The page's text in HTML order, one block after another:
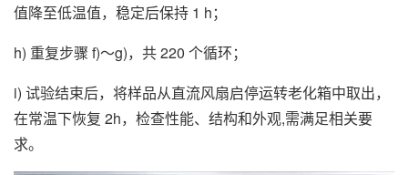
值降至低温值，稳定后保持 1 h；
h) 重复步骤 f)～g)，共 220 个循环；
i) 试验结束后，将样品从直流风扇启停运转老化箱中取出，
在常温下恢复 2h，检查性能、结构和外观,需满足相关要
求。